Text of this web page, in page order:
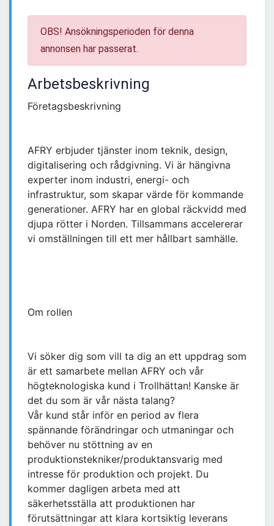
OBS! Ansökningsperioden för denna
annonsen har passerat.
Arbetsbeskrivning
Företagsbeskrivning
AFRY erbjuder tjänster inom teknik, design,
digitalisering och rådgivning. Vi är hängivna
experter inom industri, energi- och
infrastruktur, som skapar värde för kommande
generationer. AFRY har en global räckvidd med
djupa rötter i Norden. Tillsammans accelererar
vi omställningen till ett mer hållbart samhälle.
Om rollen
Vi söker dig som vill ta dig an ett uppdrag som
är ett samarbete mellan AFRY och vår
högteknologiska kund i Trollhättan! Kanske är
det du som är vår nästa talang?
Vår kund står inför en period av flera
spännande förändringar och utmaningar och
behöver nu stöttning av en
produktionstekniker/produktansvarig med
intresse för produktion och projekt. Du
kommer dagligen arbeta med att
säkerhetsställa att produktionen har
förutsättningar att klara kortsiktig leverans